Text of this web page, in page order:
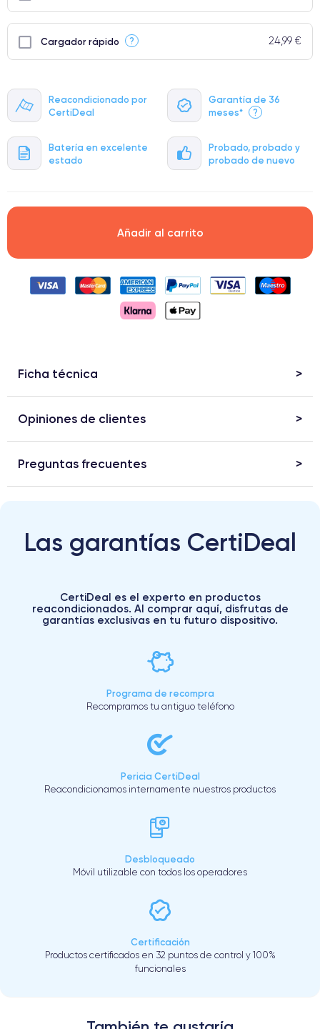
Reacondicionado por
CertiDeal
Garantía de 36
meses*
?
Batería en excelente
estado
Probado, probado y
probado de nuevo
Cargador rápido ? 24,99 €
Añadir al carrito
Ficha técnica
Opiniones de clientes
Preguntas frecuentes
Las garantías CertiDeal
CertiDeal es el experto en productos
reacondicionados. Al comprar aquí, disfrutas de
garantías exclusivas en tu futuro dispositivo.
Programa de recompra
Recompramos tu antiguo teléfono
Pericia CertiDeal
Reacondicionamos internamente nuestros productos
Desbloqueado
Móvil utilizable con todos los operadores
Certificación
Productos certificados en 32 puntos de control y 100%
funcionales